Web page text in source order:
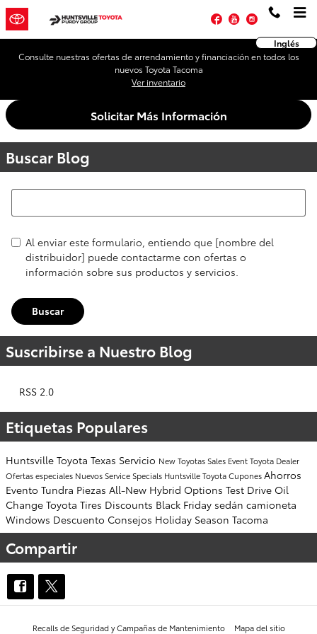
Saltar al contenido principal
Facebook
YouTubeInstagram
Inglés
Consulte nuestras ofertas de arrendamiento y financiación en todos los
nuevos Toyota Tacoma
Ver inventario
Solicitar Más Información
Buscar Blog
Buscar Blog
Al enviar este formulario, entiendo que [nombre del
distribuidor] puede contactarme con ofertas o
información sobre sus productos y servicios.
Buscar
Suscribirse a Nuestro Blog
RSS 2.0
Etiquetas Populares
Huntsville Toyota Texas Servicio New Toyotas Sales EventToyota Dealer
Ofertas especiales Nuevos Service Specials Huntsville ToyotaCuponesAhorros
Evento Tundra Piezas All-New Hybrid Options Test Drive Oil
Change Toyota Tires Discounts Black Friday sedán camioneta
Windows Descuento Consejos Holiday Season Tacoma
Compartir
Recalls de Seguridad y Campañas de Mantenimiento
Mapa del sitio